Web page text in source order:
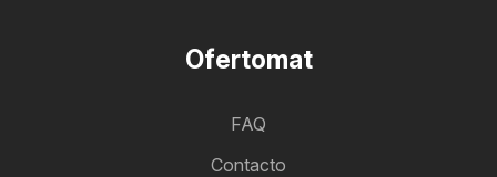
Ofertomat
FAQ
Contacto